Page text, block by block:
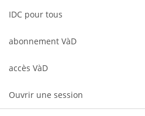
IDC pour tous
abonnement VàD
accès VàD
Ouvrir une session